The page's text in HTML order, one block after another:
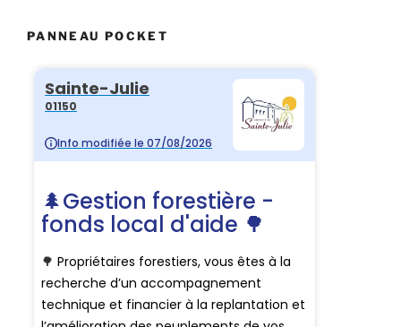
PANNEAU POCKET